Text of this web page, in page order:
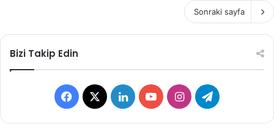
Sonraki sayfa
Bizi Takip Edin
F
a
X
L
i
Y
o
I
n
T
e